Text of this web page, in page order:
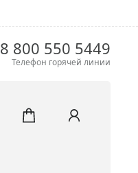
8 800 550 5449
Телефон горячей линии